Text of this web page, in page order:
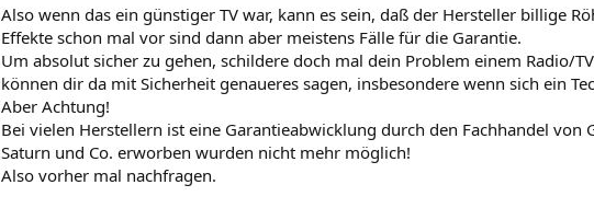
Also wenn das ein günstiger TV war, kann es sein, daß der Hersteller billige
Effekte schon mal vor sind dann aber meistens Fälle für die Garantie.
Um absolut sicher zu gehen, schildere doch mal dein Problem einem Radio/
können dir da mit Sicherheit genaueres sagen, insbesondere wenn sich ein
Aber Achtung!
Bei vielen Herstellern ist eine Garantieabwicklung durch den Fachhandel von
Saturn und Co. erworben wurden nicht mehr möglich!
Also vorher mal nachfragen.